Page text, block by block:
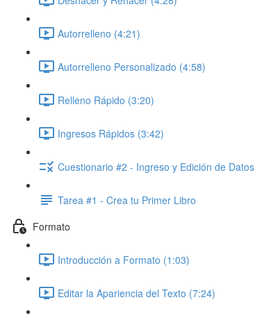
Autorrelleno (4:21)
Autorrelleno Personalizado (4:58)
Relleno Rápido (3:20)
Ingresos Rápidos (3:42)
Cuestionario #2 - Ingreso y Edición de Datos
Tarea #1 - Crea tu Primer Libro
Formato
Introducción a Formato (1:03)
Editar la Apariencia del Texto (7:24)